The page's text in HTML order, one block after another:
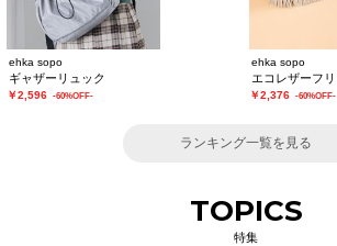
ehka sopo
ギャザーリュック
￥2,596 -60%OFF-
ehka sopo
￥2,376 -60%OFF-
ランキング一覧を見る
TOPICS
特集